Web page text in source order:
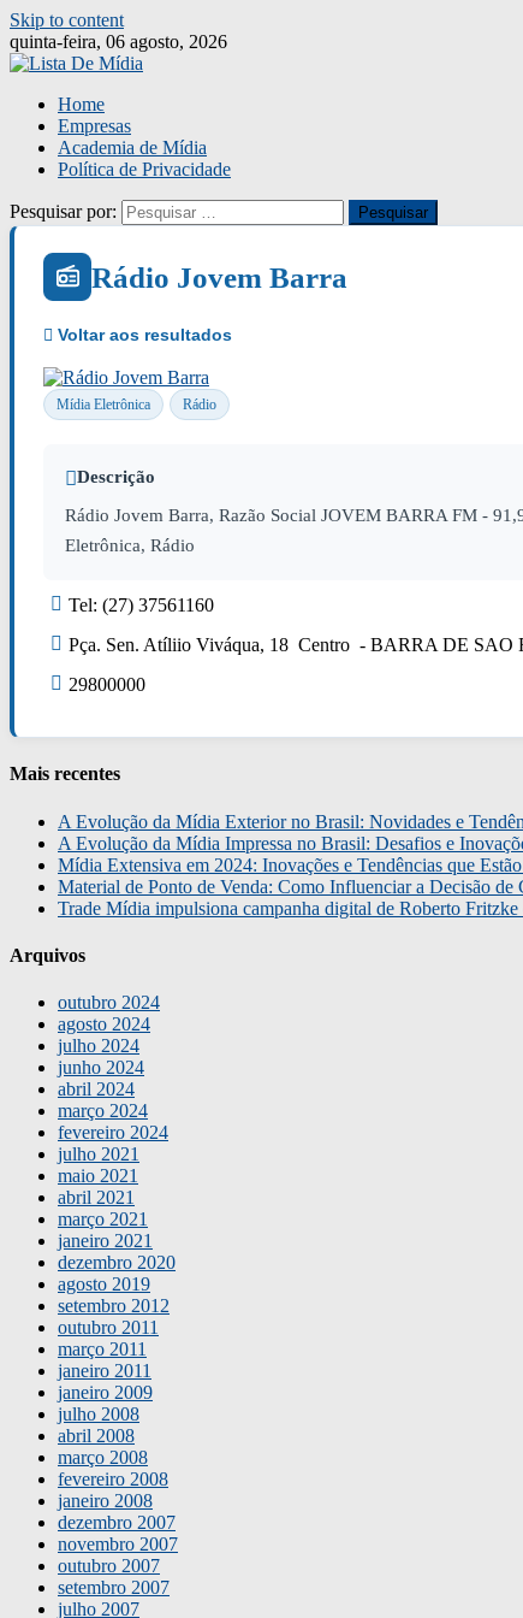
Skip to content
quinta-feira, 06 agosto, 2026
Home
Empresas
Academia de Mídia
Política de Privacidade
Pesquisar por:
Rádio Jovem Barra
Mídia Eletrônica Rádio
Descrição
Rádio Jovem Barra, Razão Social JOVEM BARRA FM -
Eletrônica, Rádio
Tel: (27) 37561160
Pça. Sen. Atíliio Viváqua, 18 Centro - BARRA DE SAO
29800000
Mais recentes
A Evolução da Mídia Exterior no Brasil: Novidades e
A Evolução da Mídia Impressa no Brasil: Desafios e
Mídia Extensiva em 2024: Inovações e Tendências que
Material de Ponto de Venda: Como Influenciar a Decisão de
Trade Mídia impulsiona campanha digital de Roberto
Arquivos
outubro 2024
agosto 2024
julho 2024
junho 2024
abril 2024
março 2024
fevereiro 2024
julho 2021
maio 2021
abril 2021
março 2021
janeiro 2021
dezembro 2020
agosto 2019
setembro 2012
outubro 2011
março 2011
janeiro 2011
janeiro 2009
julho 2008
abril 2008
março 2008
fevereiro 2008
janeiro 2008
dezembro 2007
novembro 2007
outubro 2007
setembro 2007
julho 2007